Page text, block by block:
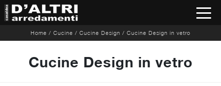
Home / Cucine / Cucine Design / Cucine Design in vetro
Cucine Design in vetro